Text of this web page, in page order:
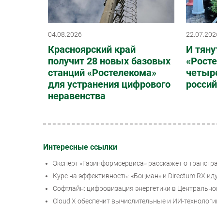
04.08.2026
Красноярский край
получит 28 новых базовых
станций «Ростелекома»
для устранения цифрового
неравенства
И
Интересные ссылки
Эксперт «Газинформсервиса» расскажет о
Курс на эффективность: «Боцман» и Directum RX
Софтлайн: цифровизация энергетики в
Cloud X обеспечит вычислительные и ИИ-